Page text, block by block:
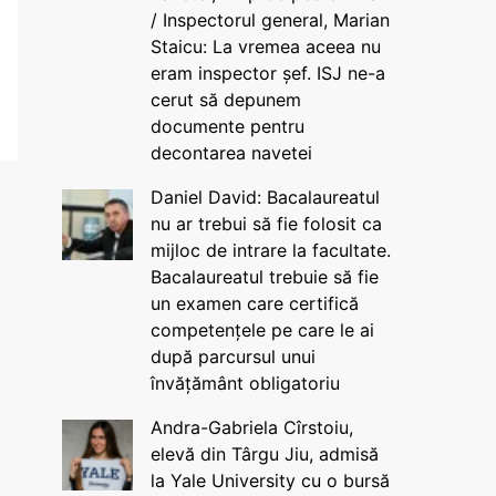
/ Inspectorul general, Marian
Staicu: La vremea aceea nu
eram inspector șef. ISJ ne-a
cerut să depunem
documente pentru
decontarea navetei
Daniel David: Bacalaureatul
nu ar trebui să fie folosit ca
mijloc de intrare la facultate.
Bacalaureatul trebuie să fie
un examen care certifică
competențele pe care le ai
după parcursul unui
învățământ obligatoriu
Andra-Gabriela Cîrstoiu,
elevă din Târgu Jiu, admisă
la Yale University cu o bursă